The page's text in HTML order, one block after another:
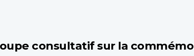
consultatif sur la